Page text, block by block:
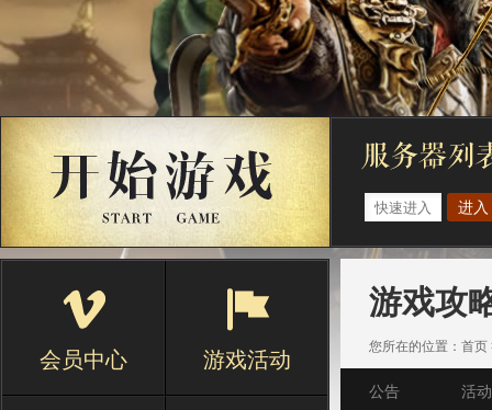
进入
会员中心 游戏活动
游戏攻
您所在的位置： 首页
公告 活动